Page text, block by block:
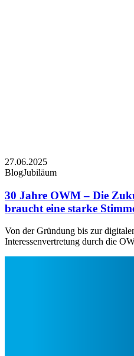
27.06.2025
BlogJubiläum
30 Jahre OWM – Die
braucht eine starke
Von der Gründung bis zur
Interessenvertretung durch die